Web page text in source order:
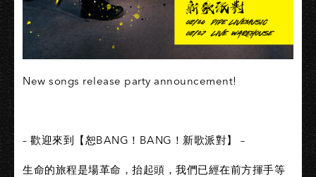
New songs release party announcement!
– 歡迎來到【恕BANG！BANG！新歌派對】 –
生命的旅程是場革命，抬起頭，我們已經在前方揮手等